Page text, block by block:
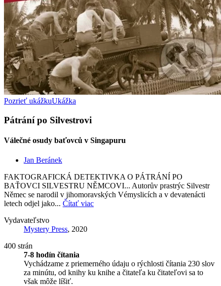
Pozrieť ukážkuUkážka
Pátrání po Silvestrovi
Válečné osudy baťovců v Singapuru
Jan Beránek
FAKTOGRAFICKÁ DETEKTIVKA O PÁTRÁNÍ PO
BAŤOVCI SILVESTRU NĚMCOVI... Autorův prastrýc Silvestr
Němec se narodil v jihomoravských Vémyslicích a v devatenácti
letech odjel jako... Čítať viac
Vydavateľstvo
Mystery Press, 2020
400 strán
7-8 hodín čítania
Vychádzame z priemerného údaju o rýchlosti čítania 230 slov
za minútu, od knihy ku knihe a čitateľa ku čitateľovi sa to
však môže líšiť.